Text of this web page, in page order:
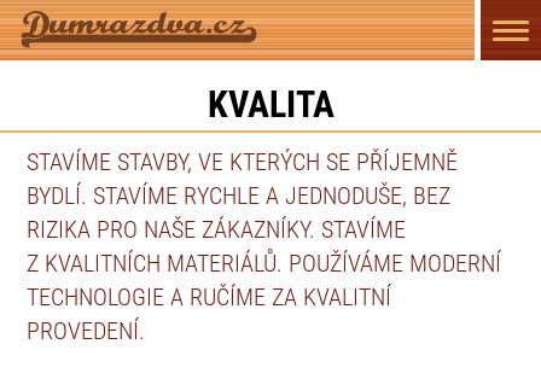
KVALITA
STAVÍME STAVBY, VE KTERÝCH SE PŘÍJEMNĚ
BYDLÍ. STAVÍME RYCHLE A JEDNODUŠE, BEZ
RIZIKA PRO NAŠE ZÁKAZNÍKY. STAVÍME
Z KVALITNÍCH MATERIÁLŮ. POUŽÍVÁME MODERNÍ
TECHNOLOGIE A RUČÍME ZA KVALITNÍ
PROVEDENÍ.